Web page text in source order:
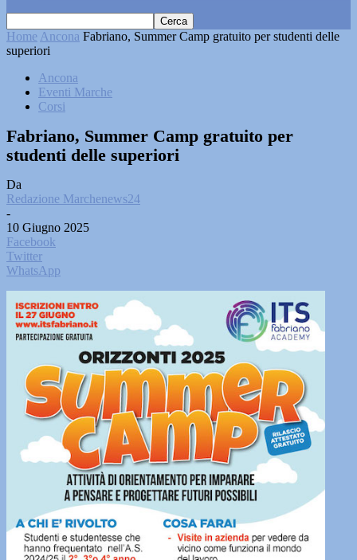
Home Ancona Fabriano, Summer Camp gratuito per studenti delle
superiori
Ancona
Eventi Marche
Corsi
Fabriano, Summer Camp gratuito per
studenti delle superiori
Da
Redazione Marchenews24
-
10 Giugno 2025
Facebook
Twitter
WhatsApp